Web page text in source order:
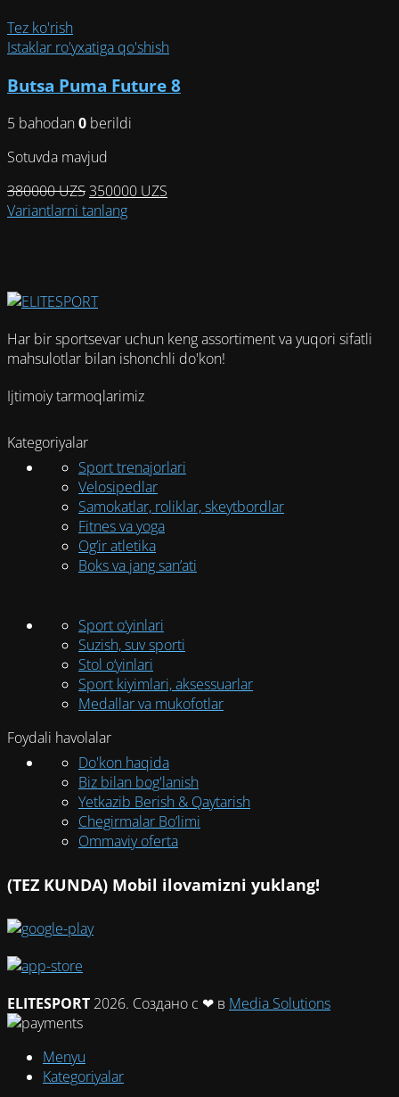
вариаций.
можно
на
Tez ko'rish
Istaklar ro'yxatiga qo'shish
Butsa Puma Future 8
5 bahodan0 berildi
Sotuvda mavjud
380000UZS Первоначальная
цена
350000 UZS
Variantlarni tanlangЭтот
выбрать
на
странице
товара.
Har bir sportsevar uchun keng assortiment va yuqori sifatli
mahsulotlar bilan ishonchli do'kon!
Ijtimoiy tarmoqlarimiz
Kategoriyalar
Sport trenajorlari
Velosipedlar
Samokatlar, roliklar, skeytbordlar
Fitnes va yoga
Og’ir atletika
Boks va jang san’ati
Sport o‘yinlari
Suzish, suv sporti
Stol o‘yinlari
Sport kiyimlari, aksessuarlar
Medallar va mukofotlar
Foydali havolalar
Do'kon haqida
Biz bilan bog'lanish
Yetkazib Berish & Qaytarish
Chegirmalar Bo’limi
Ommaviy oferta
(TEZ KUNDA) Mobil ilovamizni yuklang!
ELITESPORT 2026. Создано с ❤ в Media Solutions
Menyu
Kategoriyalar